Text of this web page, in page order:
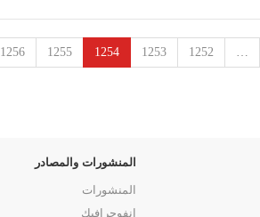
…
1252
1253
1254
1255
1256
المنشورات والمصادر
المنشورات
انفوجرافيك